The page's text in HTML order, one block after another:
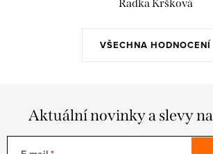
VŠECHNA HODNOCENÍ
Radka Kršková
Aktuální novinky a slevy